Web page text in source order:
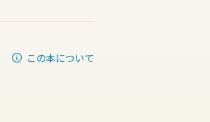
この本について